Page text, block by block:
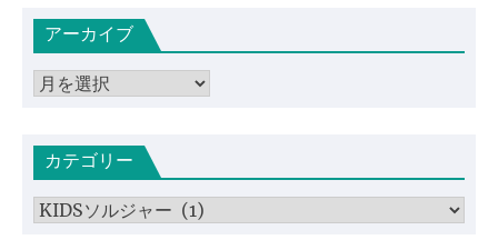
アーカイブ
ア
イカテゴリー
カ